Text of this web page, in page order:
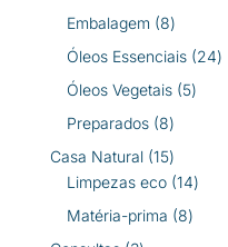
produtos
Embalagem 88
produtos
Óleos Essenciais 2424
Óleos Vegetais 55
Preparados 88
produtos
Casa Natural 1515
produtos
Limpezas eco 1414
Matéria-prima 88